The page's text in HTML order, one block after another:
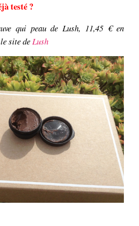
testé ?
qui peau de Lush, 11,45 € en
site de Lush